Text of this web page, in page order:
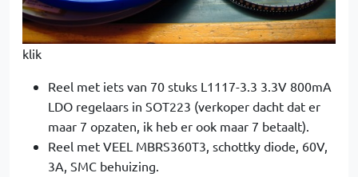
klik
Reel met iets van 70 stuks L1117-3.3 3.3V 800mA
LDO regelaars in SOT223 (verkoper dacht dat er
maar 7 opzaten, ik heb er ook maar 7 betaalt).
Reel met VEEL MBRS360T3, schottky diode, 60V,
3A, SMC behuizing.